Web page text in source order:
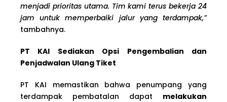
menjadi prioritas utama. Tim kami terus bekerja 24
jam untuk memperbaiki jalur yang terdampak,”
tambahnya.
PT KAI Sediakan Opsi Pengembalian dan
Penjadwalan Ulang Tiket
PT KAI memastikan bahwa penumpang yang
terdampak pembatalan dapat melakukan